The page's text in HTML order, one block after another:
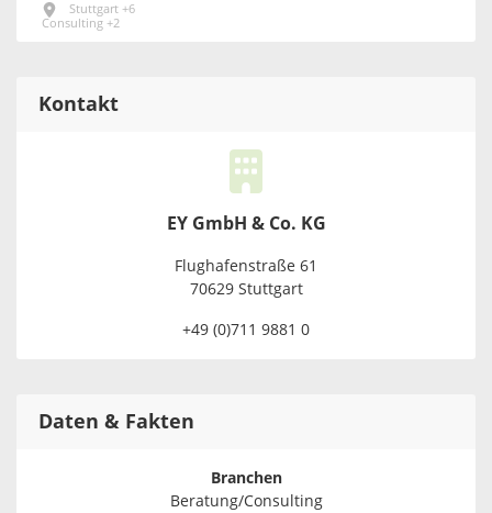
Stuttgart +6
Consulting +2
Kontakt
EY GmbH & Co. KG
Flughafenstraße 61
70629 Stuttgart
+49 (0)711 9881 0
Daten & Fakten
Branchen
Beratung/Consulting